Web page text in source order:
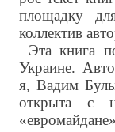
площадку
коллектив
Эта книга
Украине.
я, Вадим
открыта с